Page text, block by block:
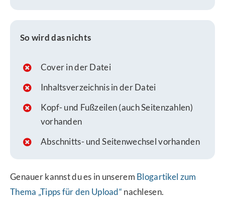
So wird das nichts
Cover in der Datei
Inhaltsverzeichnis in der Datei
Kopf- und Fußzeilen (auch Seitenzahlen)
vorhanden
Abschnitts- und Seitenwechsel vorhanden
Genauer kannst du es in unserem Blogartikel zum
Thema „Tipps für den Upload“ nachlesen.